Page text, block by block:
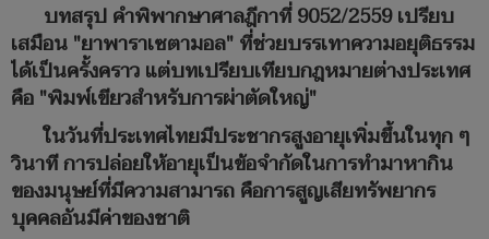
บทสรุป คำพิพากษาศาลฎีกาที่ 9052/2559 เปรียบ
เสมือน "ยาพาราเซตามอล" ที่ช่วยบรรเทาความอยุติธรรม
ได้เป็นครั้งคราว แต่บทเปรียบเทียบกฎหมายต่างประเทศ
คือ "พิมพ์เขียวสำหรับการผ่าตัดใหญ่"
ในวันที่ประเทศไทยมีประชากรสูงอายุเพิ่มขึ้นในทุก ๆ
วินาที การปล่อยให้อายุเป็นข้อจำกัดในการทำมาหากิน
ของมนุษย์ที่มีความสามารถ คือการสูญเสียทรัพยากร
บุคคลอันมีค่าของชาติ